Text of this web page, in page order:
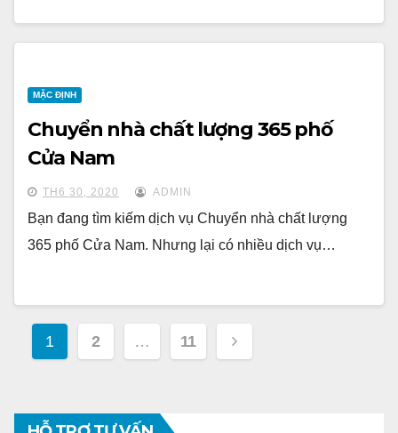
MẶC ĐỊNH
Chuyển nhà chất lượng 365 phố
Cửa Nam
TH6 30, 2020 ADMIN
Bạn đang tìm kiếm dịch vụ Chuyển nhà chất lượng
365 phố Cửa Nam. Nhưng lại có nhiều dịch vụ…
Điều
bài
1 2 … 11